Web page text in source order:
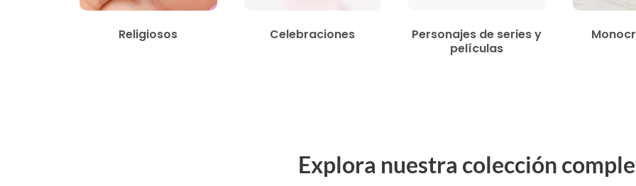
Religiosos Celebraciones
Personajes de series y
películas
Explora nuestra colección